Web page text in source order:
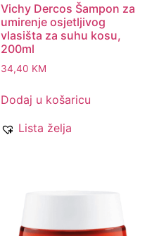
Vichy Dercos Šampon za
umirenje osjetljivog
vlasišta za suhu kosu,
200ml
34,40 KM
Dodaj u košaricu
Lista želja